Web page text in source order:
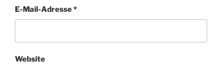
E-Mail-Adresse*
Website